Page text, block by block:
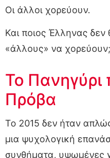
Οι άλλοι χορεύουν.
Και ποιος Έλληνας δεν
«άλλους» να χορεύουν;
Το Πανηγύρι
Πρόβα
Το 2015 δεν ήταν
μια ψυχολογική
συνθήματα, υψωμένες